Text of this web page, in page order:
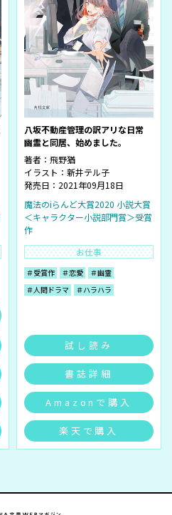
八坂不動産管理の訳アリな日常
幽霊と同居、始めました。
著者： 飛野猶
イラスト： 新井テル子
発売日：2021年09月18日
魔法のiらんど大賞2020 小説大賞
＜キャラクター小説部門賞＞受賞
作
お仕事
＃受賞作 ＃恋愛
＃幽霊
＃人間ドラマ
＃ハラハラ
試し読み
書誌詳細
Amazonで購入
楽天で購入